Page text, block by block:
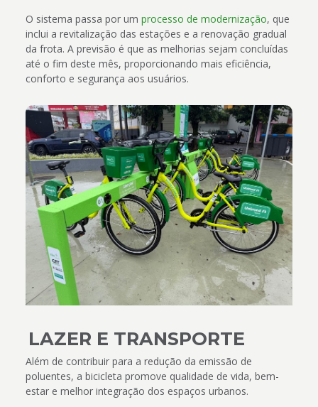
O sistema passa por um processo de modernização, que
inclui a revitalização das estações e a renovação gradual
da frota. A previsão é que as melhorias sejam concluídas
até o fim deste mês, proporcionando mais eficiência,
conforto e segurança aos usuários.
LAZER E TRANSPORTE
Além de contribuir para a redução da emissão de
poluentes, a bicicleta promove qualidade de vida, bem-
estar e melhor integração dos espaços urbanos.